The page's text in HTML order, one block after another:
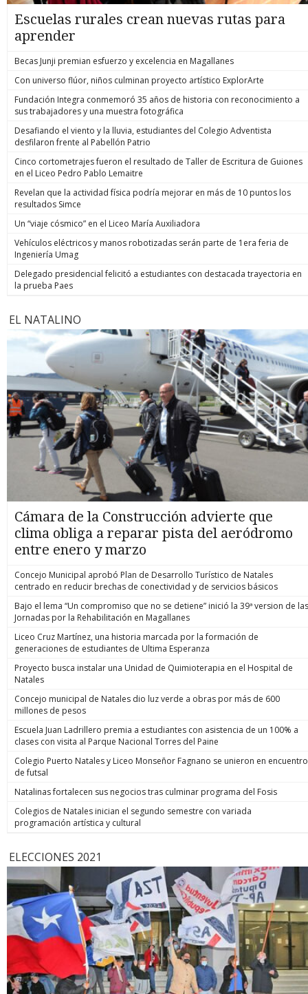
Escuelas rurales crean nuevas rutas para
aprender
Becas Junji premian esfuerzo y excelencia en Magallanes
Con universo flúor, niños culminan proyecto artístico ExplorArte
Fundación Integra conmemoró 35 años de historia con reconocimiento a
sus trabajadores y una muestra fotográfica
Desafiando el viento y la lluvia, estudiantes del Colegio Adventista
desfilaron frente al Pabellón Patrio
Cinco cortometrajes fueron el resultado de Taller de Escritura de Guiones
en el Liceo Pedro Pablo Lemaitre
Revelan que la actividad física podría mejorar en más de 10 puntos los
resultados Simce
Un “viaje cósmico” en el Liceo María Auxiliadora
Vehículos eléctricos y manos robotizadas serán parte de 1era feria de
Ingeniería Umag
Delegado presidencial felicitó a estudiantes con destacada trayectoria en
la prueba Paes
EL NATALINO
Cámara de la Construcción advierte que
clima obliga a reparar pista del aeródromo
entre enero y marzo
Concejo Municipal aprobó Plan de Desarrollo Turístico de Natales
centrado en reducir brechas de conectividad y de servicios básicos
Bajo el lema “Un compromiso que no se detiene” inició la 39ª version de las
Jornadas por la Rehabilitación en Magallanes
Liceo Cruz Martínez, una historia marcada por la formación de
generaciones de estudiantes de Ultima Esperanza
Proyecto busca instalar una Unidad de Quimioterapia en el Hospital de
Natales
Concejo municipal de Natales dio luz verde a obras por más de 600
millones de pesos
Escuela Juan Ladrillero premia a estudiantes con asistencia de un 100% a
clases con visita al Parque Nacional Torres del Paine
Colegio Puerto Natales y Liceo Monseñor Fagnano se unieron en encuentro
de futsal
Natalinas fortalecen sus negocios tras culminar programa del Fosis
Colegios de Natales inician el segundo semestre con variada
programación artística y cultural
ELECCIONES 2021